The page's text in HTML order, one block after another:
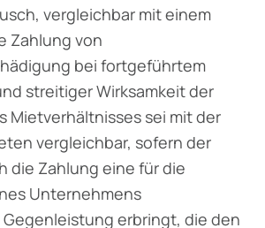
vergleichbar mit einem
Zahlung von
bei fortgeführtem
streitiger Wirksamkeit der
Mietverhältnisses sei mit der
vergleichbar, sofern der
die Zahlung eine für die
Unternehmens
erbringt, die den